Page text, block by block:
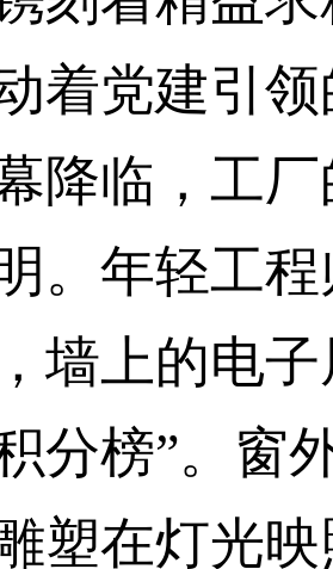
着党建引
临，工厂
。年轻工
墙上的电
分榜”。窗
塑在灯光